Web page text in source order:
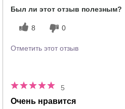
этого продукта от декоративной
Был ли этот отзыв полезным?
8 0
Отметить этот отзыв
5
Очень нравится